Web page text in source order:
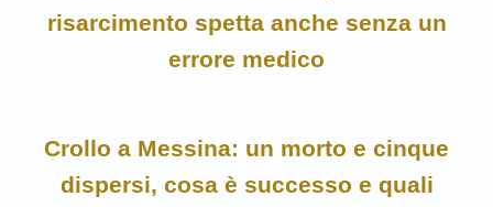
risarcimento spetta anche senza un
errore medico
Crollo a Messina: un morto e cinque
dispersi, cosa è successo e quali